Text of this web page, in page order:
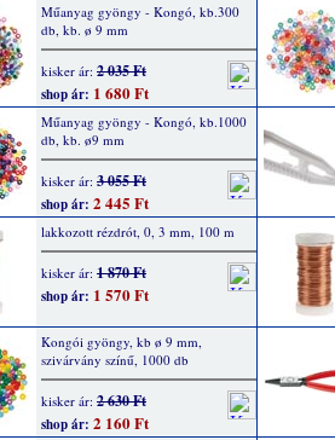
Műanyag gyöngy - Kongó, kb.300
db, kb. ø 9 mm
kisker ár: 2 035 Ft
shop ár: 1 680 Ft
Műanyag gyöngy - Kongó, kb.1000
db, kb. ø9 mm
kisker ár: 3 055 Ft
shop ár: 2 445 Ft
lakkozott rézdrót, 0, 3 mm, 100 m
kisker ár: 1 870 Ft
shop ár: 1 570 Ft
Kongói gyöngy, kb ø 9 mm,
szivárvány színű, 1000 db
kisker ár: 2 630 Ft
shop ár: 2 160 Ft